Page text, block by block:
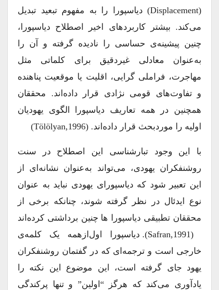
(displacement) دیاسپورا را به مفهوم تبعید تبدیل
می‌کند. بیشتر کاربردهای اخیر اصطلاح دیاسپورا،
چنین پیشینه‌ی حساسی را نادیده گرفته و آن را
به‌عنوان معادلی غیردقیق برای کلماتی مثل
مهاجرت، فراملی گرایی، اقلیت یا موقعیت پناهنده
و تفاوت‌های قومی نژادی قرار داده‌اند. محققان
همچنین در همه تعاریف دیاسپورا الگوی یهودیان
اولیه را موردبحث قرار داده‌اند. (Tölölyan,1996)
با این‌ وجود تبارشناسی این اصطلاح در سنت
روشنفکران یهودی، می‌تواند به‌عنوان نشانه‌ای از
این تعبیر شود که دیاسپورای یهودی نباید به ‌عنوان
نوع ایدئال در نظر گرفته شوند، چنانکه برخی از
محققان تطبیقی دیاسپورا ها چنین برداشتی کرده‌اند
(Safran,1991). دیاسپورا اول‌ازهمه یک کلمه‌ی
خارجی است و ترجمه‌ای که در گفتمان روشنفکران
یهود جای گرفته است، این موضوع این نکته را
یادآوری می‌کند که هرگز “اولین” و تنها پرکندگی